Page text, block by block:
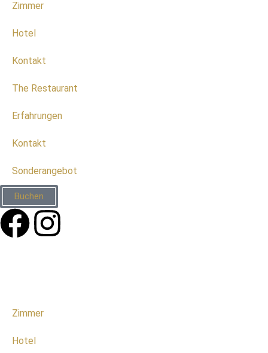
Zimmer
Hotel
Kontakt
The Restaurant
Erfahrungen
Kontakt
Sonderangebot
Buchen
Zimmer
Hotel